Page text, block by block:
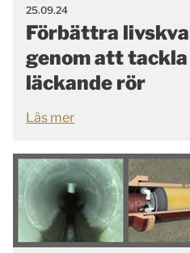
25.09.24
Förbättra
genom att
läckande rör
Läs mer